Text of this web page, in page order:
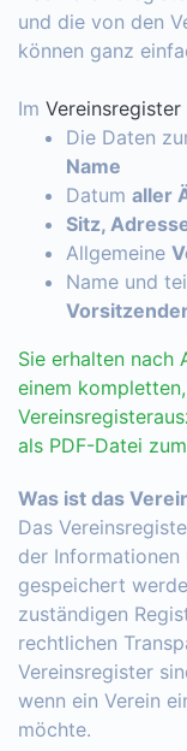
und die von den
können ganz
Im Vereinsregister
Die Daten
Name
Datum aller
Sitz,
Allgemeine
Name und
Sie erhalten nach
einem
als PDF-Datei
Was ist das
Das
der Informationen
gespeichert
zuständigen
rechtlichen
Vereinsregister
wenn ein Verein
möchte.